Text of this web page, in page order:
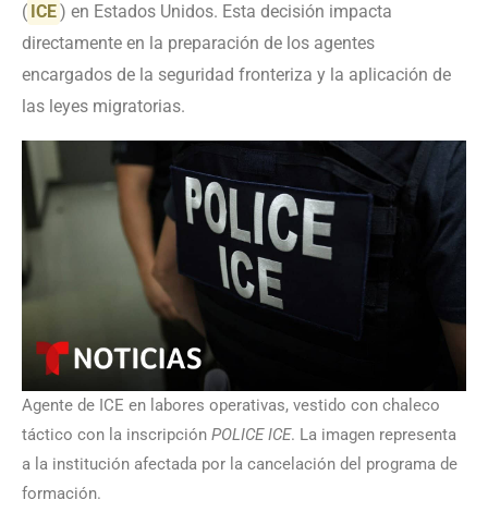
( ICE) en Estados Unidos. Esta decisión impacta
directamente en la preparación de los agentes
encargados de la seguridad fronteriza y la aplicación de
las leyes migratorias.
Agente de ICE en labores operativas, vestido con chaleco
táctico con la inscripción POLICE ICE. La imagen representa
a la institución afectada por la cancelación del programa de
formación.